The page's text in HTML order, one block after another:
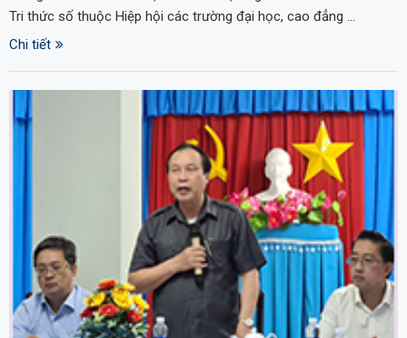
Tri thức số thuộc Hiệp hội các trường đại học, cao đẳng …
Chi tiết